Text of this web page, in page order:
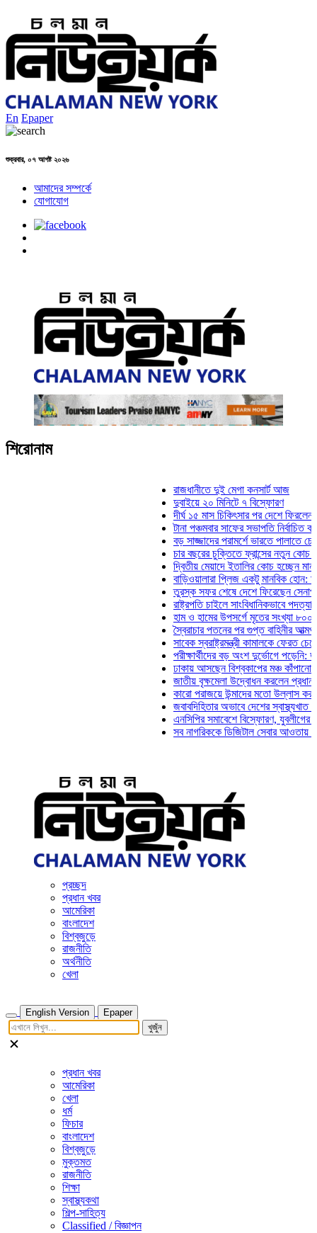
En Epaper
শুক্রবার, ০৭ আগষ্ট ২০২৬
আমাদের সম্পর্কে
যোগাযোগ
শিরোনাম
রাজধানীতে দুই মেগা কনসার্ট আজ
দুবাইয়ে ২০ মিনিটে ৭ বিস্ফোরণ
দীর্ঘ ১৫ মাস চিকিৎসার পর দেশে ফিরলেন ইলিয়াস
টানা পঞ্চমবার সাফের সভাপতি নির্বাচিত কাজী
বড় সাজ্জাদের পরামর্শে ভারতে পালাতে
চার বছরের চুক্তিতে ফ্রান্সের নতুন কোচ জিদান
দ্বিতীয় মেয়াদে ইতালির কোচ হচ্ছেন মানচিনি
বাড়িওয়ালারা প্লিজ একটু মানবিক হোন: মনিরা মিঠু
তুরস্ক সফর শেষে দেশে ফিরেছেন সেনাপ্রধান
রাষ্ট্রপতি চাইলে সাংবিধানিকভাবে পদত্যাগ করতে
হাম ও হামের উপসর্গে মৃতের সংখ্যা ৮০০ ছাড়াল
স্বৈরাচার পতনের পর গুপ্ত বাহিনীর আত্মপ্রকাশ:
সাবেক স্বরাষ্ট্রমন্ত্রী কামালকে ফেরত চেয়ে
পরীক্ষার্থীদের বড় অংশ দুর্ভোগে পড়েনি: ড.
ঢাকায় আসছেন বিশ্বকাপের মঞ্চ কাঁপানো সেই
জাতীয় বৃক্ষমেলা উদ্বোধন করলেন প্রধানমন্ত্রী
কারো পরাজয়ে উন্মাদের মতো উল্লাস করতে হয়
জবাবদিহিতার অভাবে দেশের স্বাস্থ্যখাত নানা
এনসিপির সমাবেশে বিস্ফোরণ, যুবলীগের দুই
সব নাগরিককে ডিজিটাল সেবার আওতায় আনতে
প্রচ্ছদ
প্রধান খবর
আমেরিকা
বাংলাদেশ
বিশ্বজুড়ে
রাজনীতি
অর্থনীতি
খেলা
English Version
Epaper
খুজুঁন
প্রধান খবর
আমেরিকা
খেলা
ধর্ম
ফিচার
বাংলাদেশ
বিশ্বজুড়ে
মুক্তমত
রাজনীতি
শিক্ষা
স্বাস্থ্যকথা
শিল্প-সাহিত্য
Classified / বিজ্ঞাপন